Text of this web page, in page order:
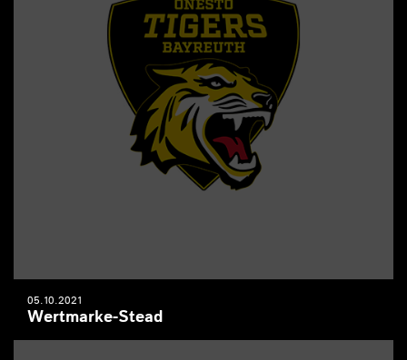
05.10.2021
Wertmarke-Stead